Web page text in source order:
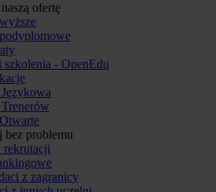
ofertę
szkolenia - OpenEdu
Językowa
Trenerów
bez problemu
rekrutacji
z zagranicy